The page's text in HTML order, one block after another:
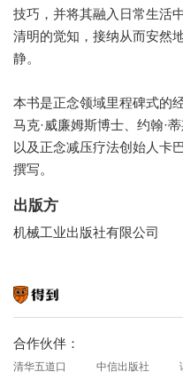
技巧，并将其融入日常生活
清明的觉知，接纳从而安然
静。
本书是正念领域里程碑式的
马克·威廉姆斯博士、约翰·
以及正念减压疗法创始人卡
撰写。
出版方
机械工业出版社有限公司
合作伙伴：
清华五道口 中信出版社